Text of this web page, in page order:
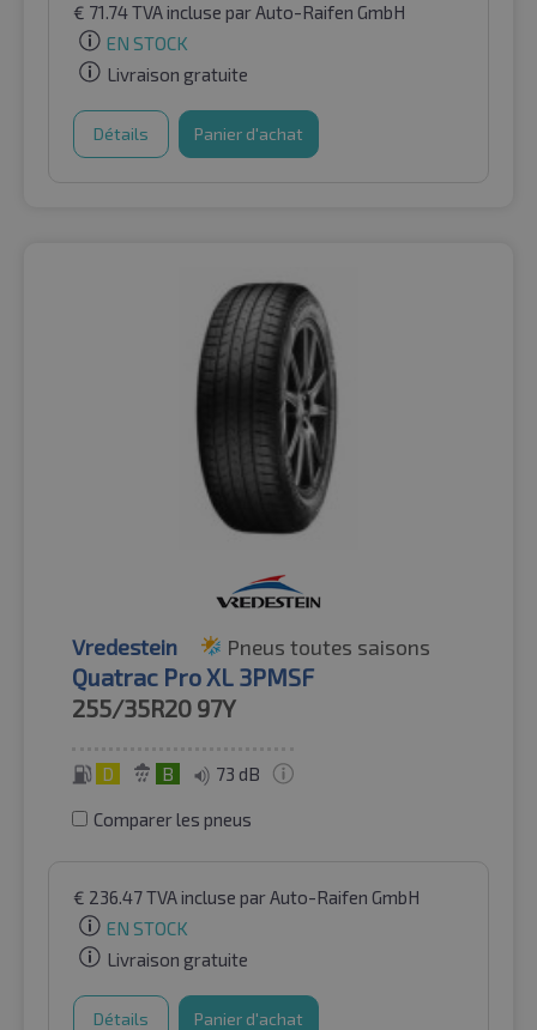
€ 71.74TVA incluse par Auto-Raifen GmbH
EN STOCK
Livraison gratuite
Détails Panier d'achat
Vredestein Pneus toutes saisons
Quatrac Pro XL 3PMSF
255/35R20 97Y
D B 73 dB
Comparer les pneus
€ 236.47TVA incluse par Auto-Raifen GmbH
EN STOCK
Livraison gratuite
Détails Panier d'achat